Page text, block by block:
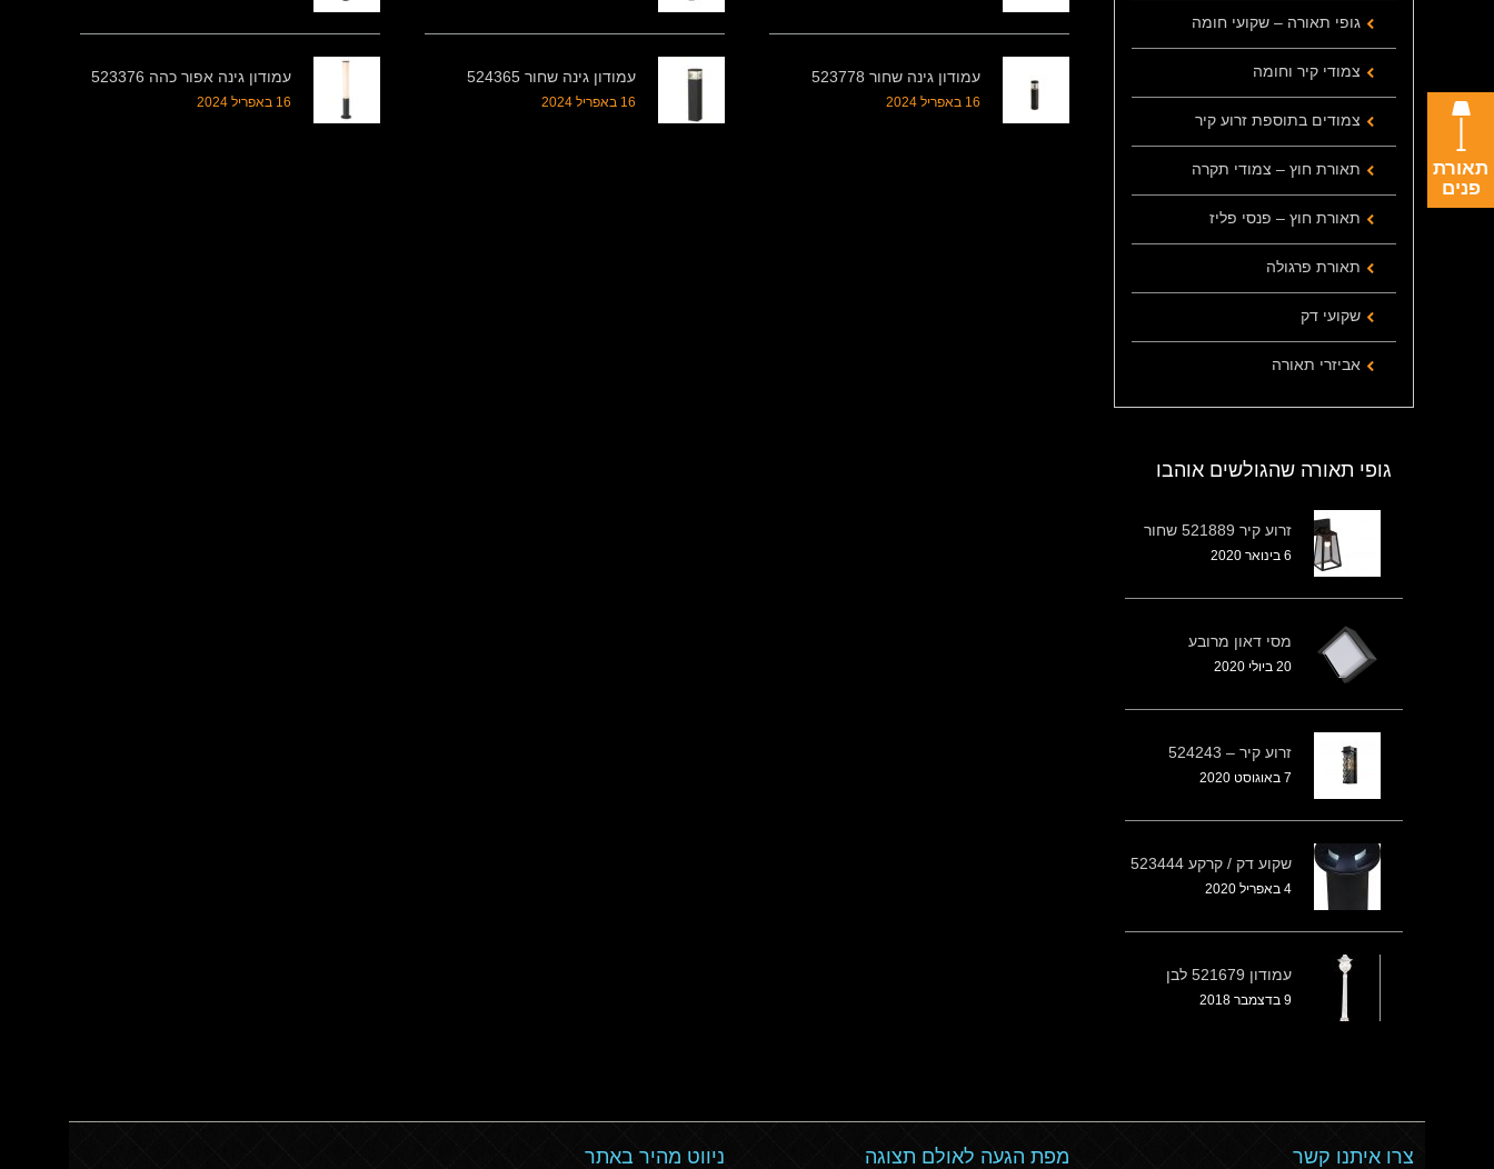
עמודון גינה שחור 523778
16 באפריל 2024
עמודון גינה שחור 524365
16 באפריל 2024
עמודון גינה אפור כהה 523376
16 באפריל 2024
גופי תאורה – שקועי חומה
צמודי קיר וחומה
צמודים בתוספת זרוע קיר
תאורת חוץ – צמודי תקרה
תאורת חוץ – פנסי פליז
תאורת פרגולה
שקועי דק
אביזרי תאורה
גופי תאורה שהגולשים אוהבו
זרוע קיר 521889 שחור
6 בינואר 2020
מסי דאון מרובע
20 ביולי 2020
זרוע קיר – 524243
7 באוגוסט 2020
שקוע דק / קרקע 523444
4 באפריל 2020
עמודון 521679 לבן
9 בדצמבר 2018
צרו איתנו קשר מפת הגעה לאולם תצוגה ניווט מהיר באתר
תאורת
פנים